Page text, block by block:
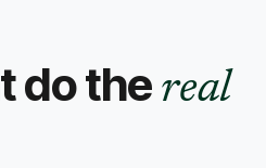
do the real